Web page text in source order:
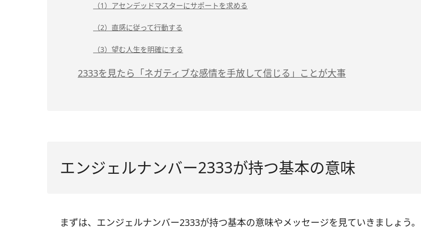
（1）アセンデッドマスターにサポートを求める
（2）直感に従って行動する
（3）望む人生を明確にする
2333を見たら「ネガティブな感情を手放して信じる」ことが大事
エンジェルナンバー2333が持つ基本の意味
まずは、エンジェルナンバー2333が持つ基本の意味やメッセージを見ていきましょう。